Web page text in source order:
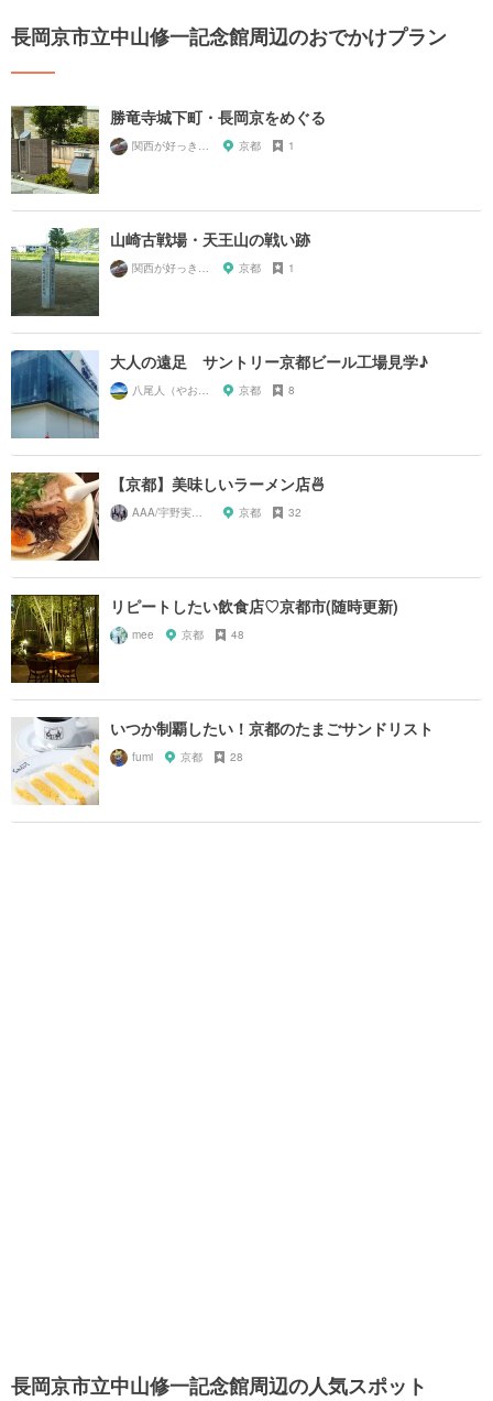
長岡京市立中山修一記念館周辺のおでかけプラン
勝竜寺城下町・長岡京をめぐる
関西が好っきゃねん 京都 1
山崎古戦場・天王山の戦い跡
関西が好っきゃねん 京都 1
大人の遠足 サントリー京都ビール工場見学♪
八尾人（やおんちゅ） 京都 8
【京都】美味しいラーメン店🍜
AAA/宇野実彩子推し 京都 32
リピートしたい飲食店♡京都市(随時更新)
mee 京都 48
いつか制覇したい！京都のたまごサンドリスト
fumi 京都 28
長岡京市立中山修一記念館周辺の人気スポット